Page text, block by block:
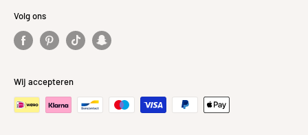
Volg ons
Wij accepteren